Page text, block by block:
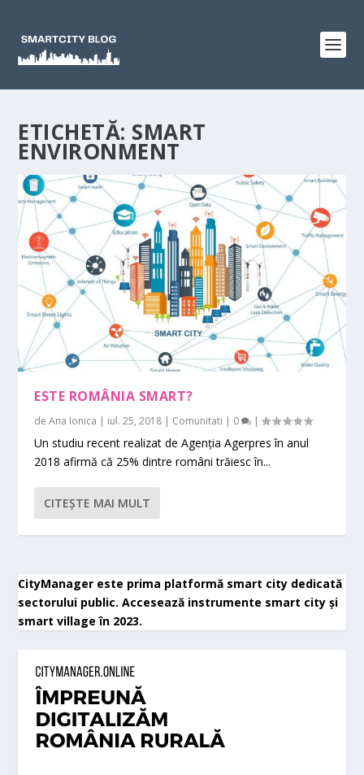
ETICHETĂ: SMART
ENVIRONMENT
ESTE ROMÂNIA SMART?
deAna Ionica | iul. 25, 2018 | Comunitati | 0 |
Un studiu recent realizat de Agenția Agerpres în anul
2018 afirmă că 25% dintre români trăiesc în...
CITEŞTE MAI MULT
CityManager este prima platformă smart city dedicată
sectorului public. Accesează instrumente smart city și
smart village în 2023.